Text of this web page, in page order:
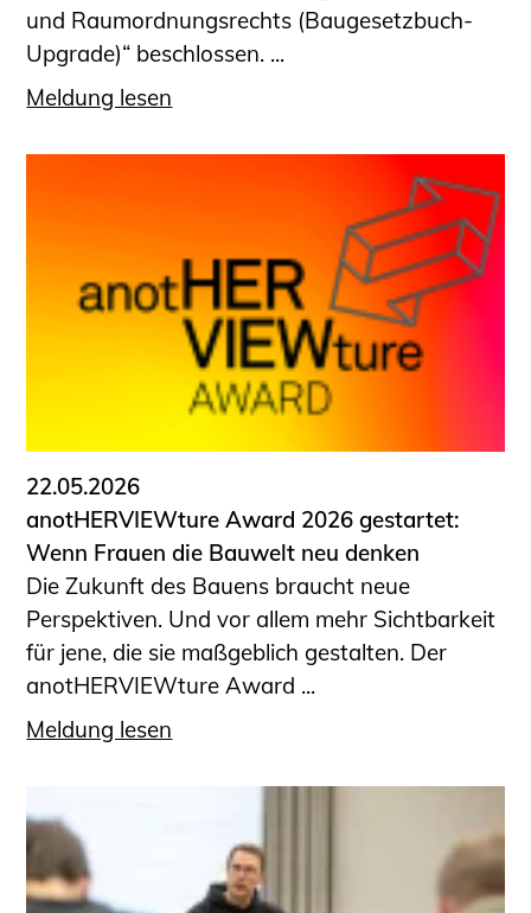
und Raumordnungsrechts (Baugesetzbuch-
Upgrade)“ beschlossen. ...
Meldung lesen
22.05.2026
anotHERVIEWture Award 2026 gestartet:
Wenn Frauen die Bauwelt neu denken
Die Zukunft des Bauens braucht neue
Perspektiven. Und vor allem mehr Sichtbarkeit
für jene, die sie maßgeblich gestalten. Der
anotHERVIEWture Award ...
Meldung lesen